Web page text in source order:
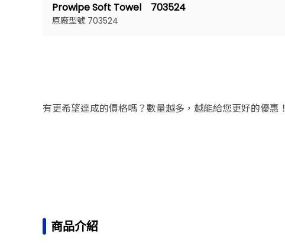
Prowipe Soft Towel 703524
原廠型號 703524
有更希望達成的價格嗎？數量越多，越能給您更好的優惠！
商品介紹